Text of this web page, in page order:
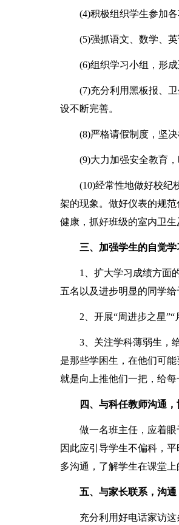
(4)积极组织学生参加
(5)强抓语文、数学、
(6)组织学习小组，形
(7)充分利用黑板报、
设不断完善。
(8)严格请假制度，坚决
(9)大力加强安全教育
(10)经常性地做好校纪
架的现象。做好仪表的规
健康，抓好班级的室内卫生
三、加强学生的自觉学
1、扩大学习成绩方面
五名以及进步明显的同学给
2、开展“周进步之星”“
3、关注学科薄弱生，
是那些学困生，在他们可
就是向上推他们一把，给
四、与科任教师沟通
做一名班主任，应着
因此应引导学生不偏科，
多沟通，了解学生在课堂
五、与家长联系，沟通
充分利用好电话家访